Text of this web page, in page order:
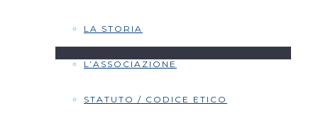
LA STORIA
L’ASSOCIAZIONE
STATUTO / CODICE ETICO